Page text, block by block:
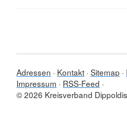
Adressen Kontakt Sitemap
Impressum
RSS-Feed
© 2026 Kreisverband